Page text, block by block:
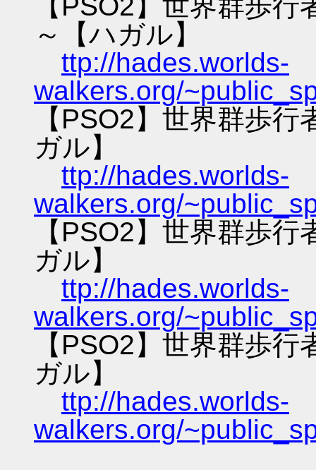
【PSO2】世界群歩
～【ハガル】
ttp://hades.worlds-
walkers.org/
【PSO2】世界群歩
ガル】
ttp://hades.worlds-
walkers.org/
【PSO2】世界群歩
ガル】
ttp://hades.worlds-
walkers.org/
【PSO2】世界群歩
ガル】
ttp://hades.worlds-
walkers.org/